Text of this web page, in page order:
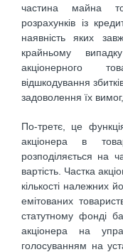
частина майна
розрахунків із
наявність яких
крайньому
акціонерного
відшкодування
задоволення їх
По-третє, це
акціонера в
розподіляється на
вартість. Частка
кількості належних
емітованих
статутному фонді
акціонера на
голосуванням на